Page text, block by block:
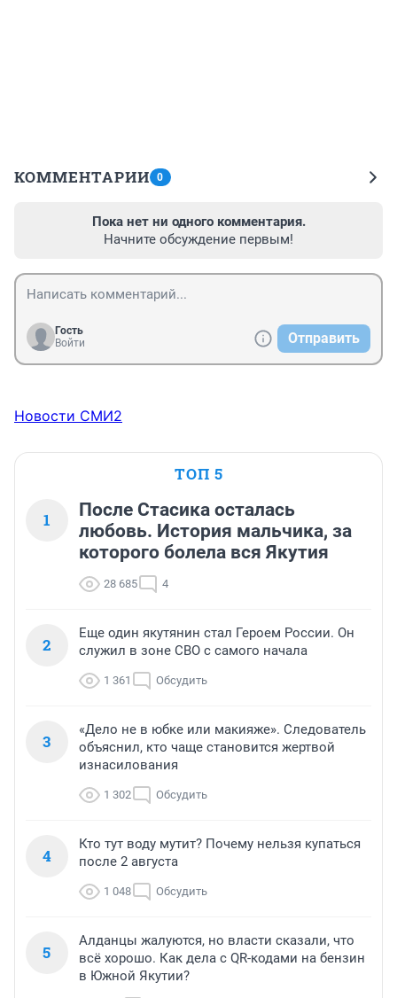
КОММЕНТАРИИ 0
Пока нет ни одного комментария.
Начните обсуждение первым!
Гость
Войти
Отправить
Новости СМИ2
ТОП 5
1
После Стасика осталась
любовь. История мальчика, за
которого болела вся Якутия
28 685 4
2
Еще один якутянин стал Героем России. Он
служил в зоне СВО с самого начала
1 361 Обсудить
3
«Дело не в юбке или макияже». Следователь
объяснил, кто чаще становится жертвой
изнасилования
1 302 Обсудить
4
Кто тут воду мутит? Почему нельзя купаться
после 2 августа
1 048 Обсудить
5
Алданцы жалуются, но власти сказали, что
всё хорошо. Как дела с QR-кодами на бензин
в Южной Якутии?